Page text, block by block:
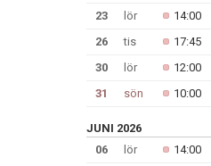
23
lör 14:00
26
tis 17:45
30
lör 12:00
31
sön 10:00
JUNI 2026
06
lör 14:00